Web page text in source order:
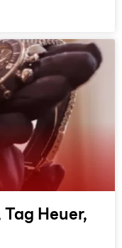
Heuer,